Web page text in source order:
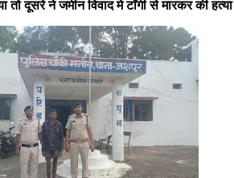
दूसरे ने जमीन विवाद मे टाँगी से मारकर की हत्या